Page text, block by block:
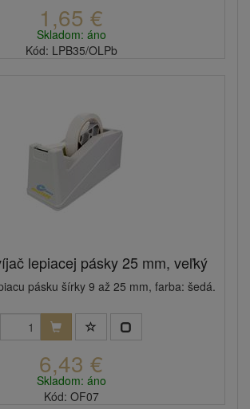
1,65 €
Skladom: áno
Kód: LPB35/OLPb
lepiacej pásky 25 mm, veľký
pásku šírky 9 až 25 mm, farba: šedá.
6,43 €
Skladom: áno
Kód: OF07